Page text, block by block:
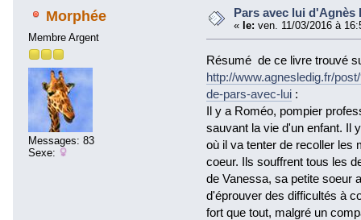
Morphée
Membre Argent
Messages: 83
Sexe:
Pars avec lui d'Agnès
« le: ven. 11/03/2016 à
Résumé de ce livre trouvé
http://www.agnesledig.fr/
de-pars-avec-lui :
Il y a Roméo, pompier
sauvant la vie d'un enfant. Il
où il va tenter de recoller les
coeur. Ils souffrent tous les
de Vanessa, sa petite soeur
d'éprouver des difficultés à
fort que tout, malgré un